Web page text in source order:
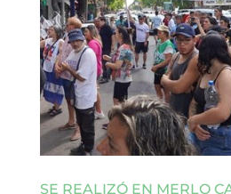
SE REALIZÓ EN MERLO